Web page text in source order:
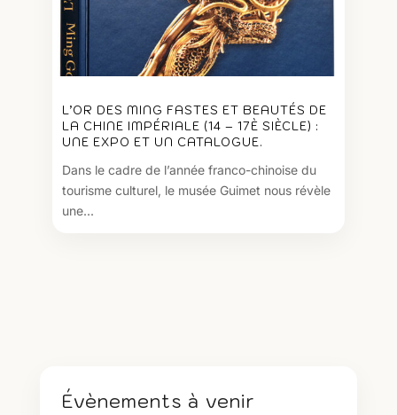
L’OR DES MING FASTES ET BEAUTÉS DE
LA CHINE IMPÉRIALE (14 – 17È SIÈCLE) :
UNE EXPO ET UN CATALOGUE.
Dans le cadre de l’année franco-chinoise du
tourisme culturel, le musée Guimet nous révèle
une...
Évènements à venir